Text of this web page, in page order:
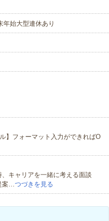
始大型連休あり
】フォーマット入力ができればO
キャリアを一緒に考える面談
案…つづきを見る